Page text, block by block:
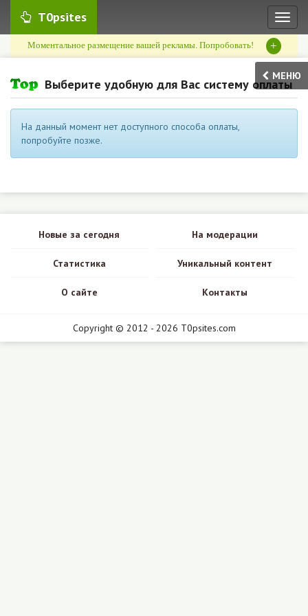
T0psites
Моментальное размещение вашей рекламы. Попробовать! +
МЕНЮ
Выберите удобную для Вас систему оплаты
На данный момент нет доступного способа оплаты,
попробуйте позже.
Новые за сегодня На модерации
Статистика Уникальный контент
О сайте Контакты
Copyright © 2012 - 2026 T0psites.com